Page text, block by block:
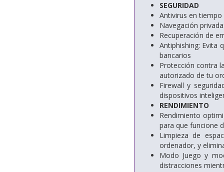
SEGURIDAD
Antivirus en
Navegación
Recuperación de
Antiphishing: Evita
bancarios
Protección contra
autorizado de tu
Firewall y
dispositivos
RENDIMIENTO
Rendimiento
para que funcione
Limpieza de
ordenador, y
Modo Juego y
distracciones